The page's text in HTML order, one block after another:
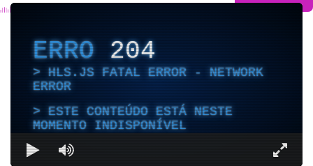
ERRO204
HLS.JS FATAL ERROR - NETWORK
ERROR
ESTE CONTEÚDO ESTÁ NESTE
MOMENTO INDISPONÍVEL